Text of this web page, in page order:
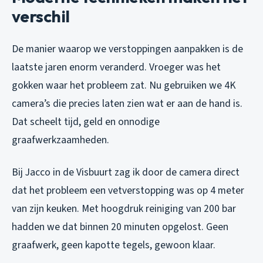
verschil
De manier waarop we verstoppingen aanpakken is de
laatste jaren enorm veranderd. Vroeger was het
gokken waar het probleem zat. Nu gebruiken we 4K
camera’s die precies laten zien wat er aan de hand is.
Dat scheelt tijd, geld en onnodige
graafwerkzaamheden.
Bij Jacco in de Visbuurt zag ik door de camera direct
dat het probleem een vetverstopping was op 4 meter
van zijn keuken. Met hoogdruk reiniging van 200 bar
hadden we dat binnen 20 minuten opgelost. Geen
graafwerk, geen kapotte tegels, gewoon klaar.